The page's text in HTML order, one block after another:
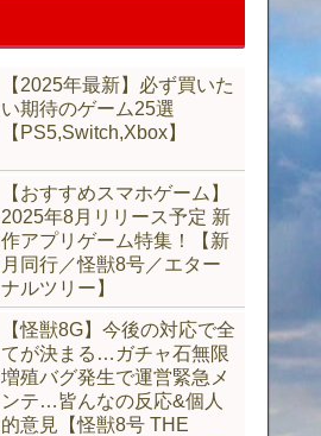
【2025年最新】必ず買いた
い期待のゲーム25選
【PS5,Switch,Xbox】
【おすすめスマホゲーム】
2025年8月リリース予定 新
作アプリゲーム特集！【新
月同行／怪獣8号／エター
ナルツリー】
【怪獣8G】今後の対応で全
てが決まる…ガチャ石無限
増殖バグ発生で運営緊急メ
ンテ…皆んなの反応&個人
的意見【怪獣8号 THE